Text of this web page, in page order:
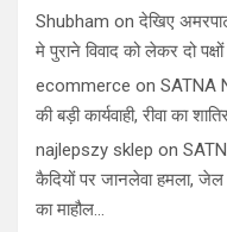
Shubham onदेखिए
मे पुराने विवाद को लेकर दो
ecommerce on SATNA
की बड़ी कार्यवाही, रीवा का
najlepszy sklep on
कैदियों पर जानलेवा हमला, जेल
का माहौल…